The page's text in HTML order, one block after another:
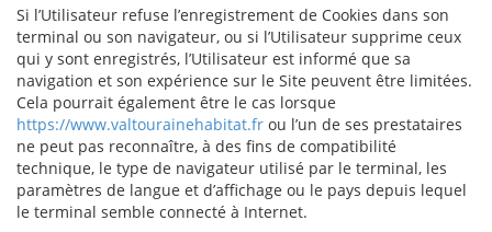
Si l’Utilisateur refuse l’enregistrement de Cookies dans son
terminal ou son navigateur, ou si l’Utilisateur supprime ceux
qui y sont enregistrés, l’Utilisateur est informé que sa
navigation et son expérience sur le Site peuvent être limitées.
Cela pourrait également être le cas lorsque
https://www.valtourainehabitat.fr ou l’un de ses prestataires
ne peut pas reconnaître, à des fins de compatibilité
technique, le type de navigateur utilisé par le terminal, les
paramètres de langue et d’affichage ou le pays depuis lequel
le terminal semble connecté à Internet.